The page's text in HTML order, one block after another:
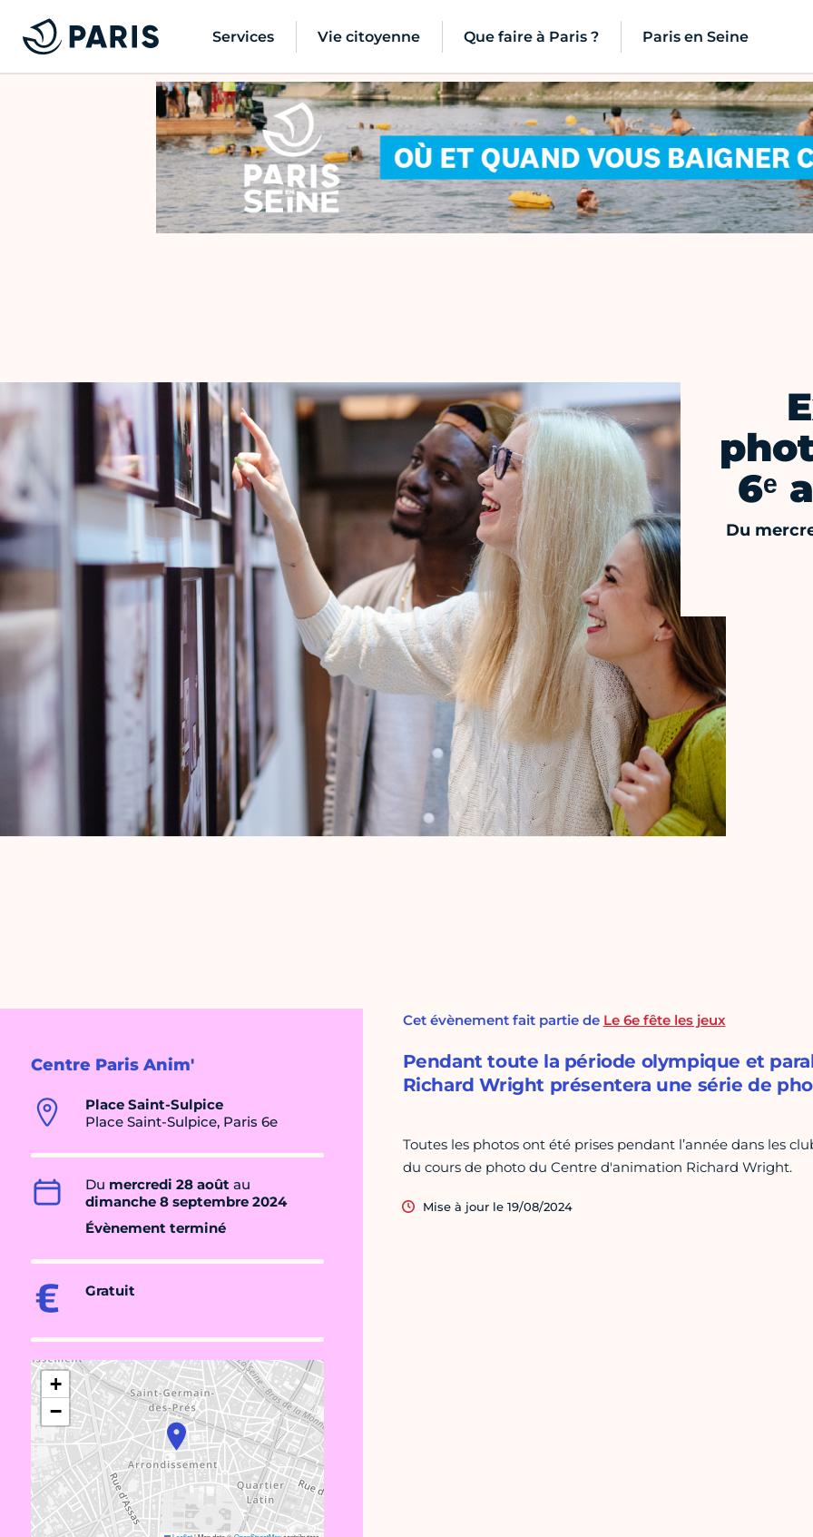
Services Vie citoyenne Que faire à Paris ? Paris en Seine
6ᵉ
Du
Centre Paris Anim'
Place Saint-Sulpice
Place Saint-Sulpice, Paris 6e
Du mercredi 28 août au
dimanche 8 septembre 2024
Évènement terminé
Gratuit
+
−
Cet évènement fait partie de Le 6e fête les jeux
Pendant toute la période olympique et
Richard Wright présentera une série de
Toutes les photos ont été prises pendant l’année dans les
du cours de photo du Centre d'animation Richard Wright.
Mise à jour le 19/08/2024